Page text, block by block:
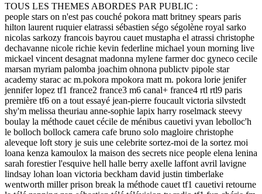
TOUS LES THEMES ABORDES PAR PUBLIC :
people stars on n'est pas couché pokora matt britney spears paris
hilton laurent ruquier elatrassi sébastien ségo ségolène royal sarko
nicolas sarkozy francois bayrou cauet mustapha el atrassi christophe
dechavanne nicole richie kevin federline michael youn morning live
mickael vincent desagnat madonna mylene farmer doc gyneco cecile
marsan myriam palomba joachim ohnona publictv pipole star
academy starac ac m.pokora mpokora matt m. pokora lorie jenifer
jennifer lopez tf1 france2 france3 m6 canal+ france4 rtl rtl9 paris
première tf6 on a tout essayé jean-pierre foucault victoria silvstedt
shy'm melissa theuriau anne-sophie lapix harry roselmack steevy
boulay la méthode cauet cécile de ménibus cauetivi yvan lebolloc'h
le bolloch bollock camera cafe bruno solo magloire christophe
aleveque loft story je suis une celebrite sortez-moi de la sortez moi
loana kenza kamoulox la maison des secrets nice people elena lenina
sarah forestier l'esquive hell halle berry axelle laffont avril lavigne
lindsay lohan loan victoria beckham david justin timberlake
wentworth miller prison break la méthode cauet tf1 cauetivi retourne